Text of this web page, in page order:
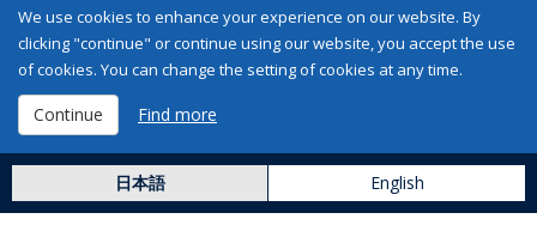
We use cookies to enhance your experience on our website. By
clicking "continue" or continue using our website, you accept the use
of cookies. You can change the setting of cookies at any time.
Continue Find more
日本語 English